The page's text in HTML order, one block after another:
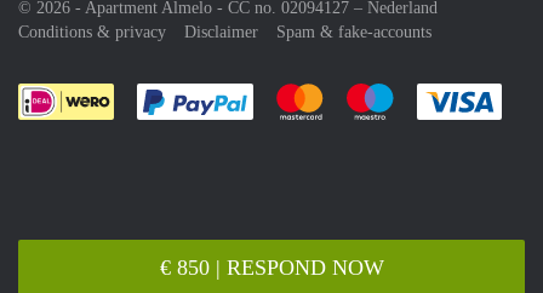
€ 850 | RESPOND NOW
© 2026 - Apartment Almelo - CC no. 02094127 – Nederland
Conditions & privacy
Disclaimer Spam & fake-accounts
Pay easily with :payment method
Pay easily with :payment
Pay easily with